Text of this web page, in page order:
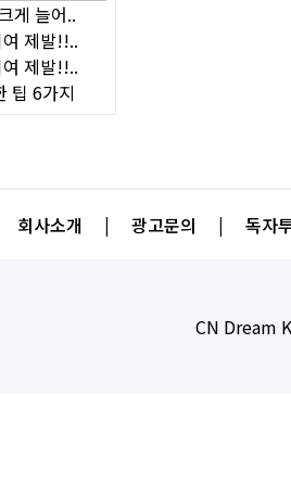
게 늘어..
제발!!..
제발!!..
팁 6가지
회사소개 | 광고문의 | 독자
CN Dream